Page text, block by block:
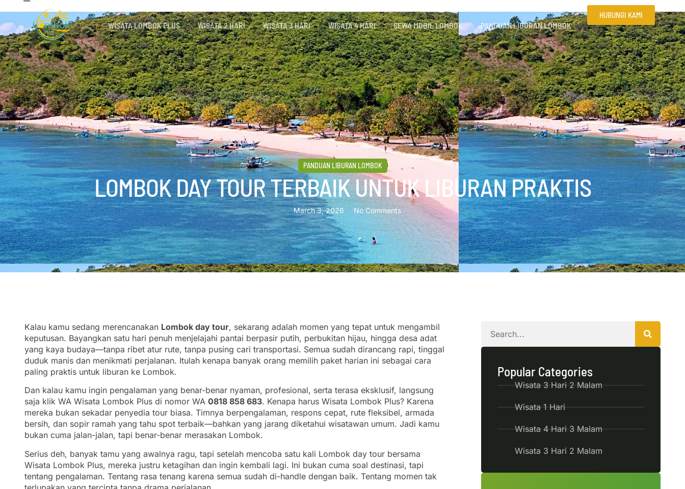
WISATA LOMBOK PLUS WISATA 2 HARI WISATA 3 HARI WISATA 4 HARI SEWA MOBIL LOMBOK PANDUAN LIBURAN LOMBOK
HUBUNGI KAMI
PANDUAN LIBURAN LOMBOK
LOMBOK DAY TOUR TERBAIK UNTUK LIBURAN PRAKTIS
March 3, 2026 No Comments
Kalau kamu sedang merencanakan Lombok day tour, sekarang adalah momen yang tepat untuk mengambil
keputusan. Bayangkan satu hari penuh menjelajahi pantai berpasir putih, perbukitan hijau, hingga desa adat
yang kaya budaya—tanpa ribet atur rute, tanpa pusing cari transportasi. Semua sudah dirancang rapi, tinggal
duduk manis dan menikmati perjalanan. Itulah kenapa banyak orang memilih paket harian ini sebagai cara
paling praktis untuk liburan ke Lombok.
Dan kalau kamu ingin pengalaman yang benar-benar nyaman, profesional, serta terasa eksklusif, langsung
saja klik WA Wisata Lombok Plus di nomor WA 0818 858 683. Kenapa harus Wisata Lombok Plus? Karena
mereka bukan sekadar penyedia tour biasa. Timnya berpengalaman, respons cepat, rute fleksibel, armada
bersih, dan sopir ramah yang tahu spot terbaik—bahkan yang jarang diketahui wisatawan umum. Jadi kamu
bukan cuma jalan-jalan, tapi benar-benar merasakan Lombok.
Serius deh, banyak tamu yang awalnya ragu, tapi setelah mencoba satu kali Lombok day tour bersama
Wisata Lombok Plus, mereka justru ketagihan dan ingin kembali lagi. Ini bukan cuma soal destinasi, tapi
tentang pengalaman. Tentang rasa tenang karena semua sudah di-handle dengan baik. Tentang momen tak
Popular Categories
Wisata 3 Hari 2 Malam
Wisata 1 Hari
Wisata 4 Hari 3 Malam
Wisata 3 Hari 2 Malam